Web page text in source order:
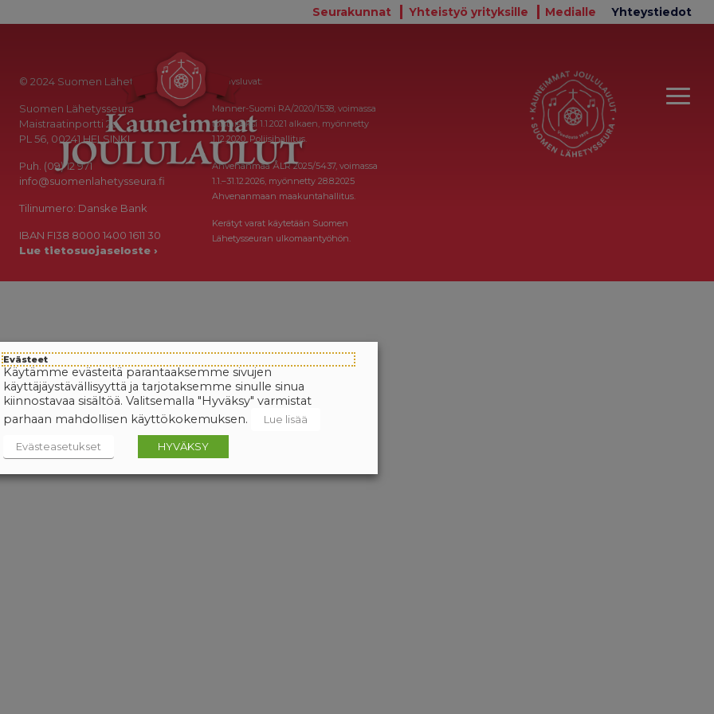
Seurakunnat Yhteistyö yrityksille Medialle Yhteystiedot
© 2024 Suomen Lähetysseura
Suomen Lähetysseura
Maistraatinportti 2a
PL 56, 00241 HELSINKI
Puh. (09) 12 971
info@suomenlahetysseura.fi
Tilinumero: Danske Bank
IBAN FI38 8000 1400 1611 30
Lue tietosuojaseloste ›
Keräysluvat:
Manner-Suomi RA/2020/1538, voimassa
toistaiseksi 1.1.2021 alkaen, myönnetty
1.12.2020, Poliisihallitus.
Ahvenanmaa ÅLR 2025/5437, voimassa
1.1.–31.12.2026, myönnetty 28.8.2025
Ahvenanmaan maakuntahallitus.
Kerätyt varat käytetään Suomen
Lähetysseuran ulkomaantyöhön.
Evästeet
Käytämme evästeitä parantaaksemme sivujen
käyttäjäystävällisyyttä ja tarjotaksemme sinulle sinua
kiinnostavaa sisältöä. Valitsemalla "Hyväksy" varmistat
parhaan mahdollisen käyttökokemuksen.
Lue lisää
Evästeasetukset HYVÄKSY